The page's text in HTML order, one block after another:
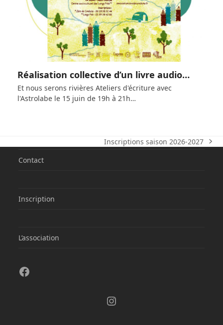
Réalisation collective d’un livre audio…
Et nous serons rivières Ateliers d'écriture avec
l'Astrolabe le 15 juin de 19h à 21h…
next
Inscriptions saison 2026-2027
Contact
Inscription
L’association
Facebook
Instagram